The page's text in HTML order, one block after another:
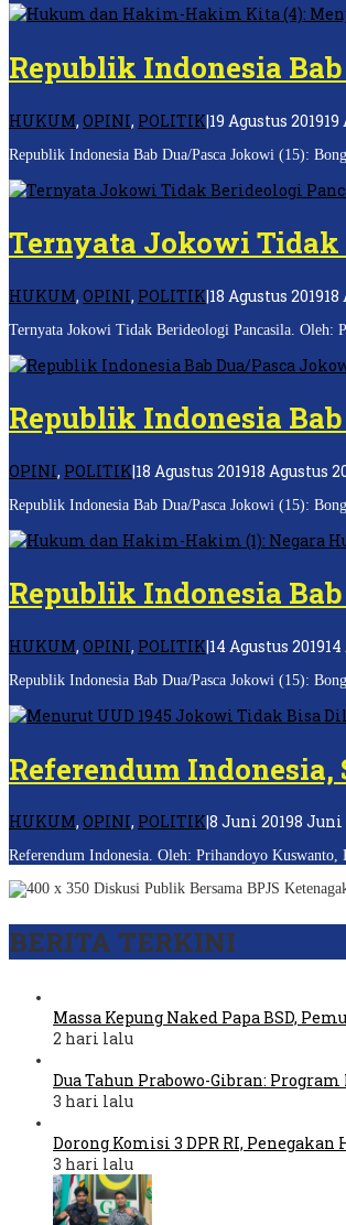
Republik Indonesia
HUKUM, OPINI, POLITIK|19 Agustus 201919
Republik Indonesia Bab Dua/Pasca Jokowi (15):
Ternyata Jokowi Tidak
HUKUM, OPINI, POLITIK|18 Agustus 201918
Ternyata Jokowi Tidak Berideologi Pancasila. Oleh:
Republik Indonesia
OPINI, POLITIK|18 Agustus 201918 Agustus
Republik Indonesia Bab Dua/Pasca Jokowi (15):
Republik Indonesia
HUKUM, OPINI, POLITIK|14 Agustus 2019
Republik Indonesia Bab Dua/Pasca Jokowi (15):
Referendum
HUKUM, OPINI, POLITIK|8 Juni 20198 Juni
Referendum Indonesia. Oleh: Prihandoyo Kuswanto,
BERITA TERKINI
Massa Kepung Naked Papa BSD,
2 hari lalu
Dua Tahun Prabowo-Gibran:
3 hari lalu
Dorong Komisi 3 DPR RI,
3 hari lalu